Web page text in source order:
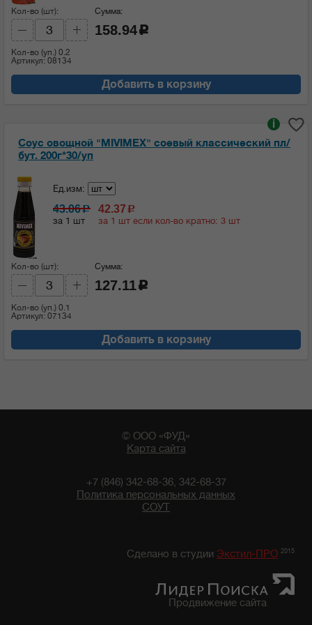
Кол-во (шт):
Кол-во (уп.) 0.2
Артикул: 08134
Сумма:
158.94 c
Добавить в корзину
Соус овощной "MIVIMEX" соевый классический пл/
бут. 200г*30/уп
i
Ед.изм:
43.06c
за 1 шт
42.37 c
за 1 шт если кол-во кратно: 3 шт
Кол-во (шт):
Кол-во (уп.) 0.1
Артикул: 07134
Сумма:
127.11 c
Добавить в корзину
© ООО «ФУД»
Карта сайта
+7 (846) 342-68-36, 342-68-37
Политика персональных данных
СОУТ
Сделано в студии Экстил-ПРО 2015
Продвижение сайта